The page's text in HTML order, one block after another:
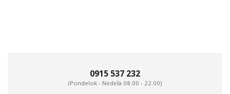
0915 537 232
(Pondelok - Nedeľa 08.00 - 22.00)